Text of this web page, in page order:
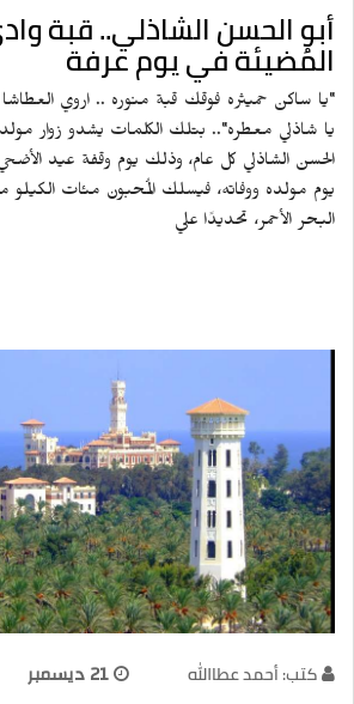
أبو الحسن الشاذلي.. قبة
المُضيئة في يوم عرفة
"يا ساكن حميثره فوقك قبة منوره .. اروي العطاشا
يا شاذلي معطره".. بتلك الكلمات يشدو زوار
الحسن الشاذلي كل عام، وذلك يوم وقفة عيد الأضحي
يوم مولده ووفاته، فيسلك المُحبون مئات
البحر الأحمر، تحديدًا علي
كتب: أحمد عطاالله